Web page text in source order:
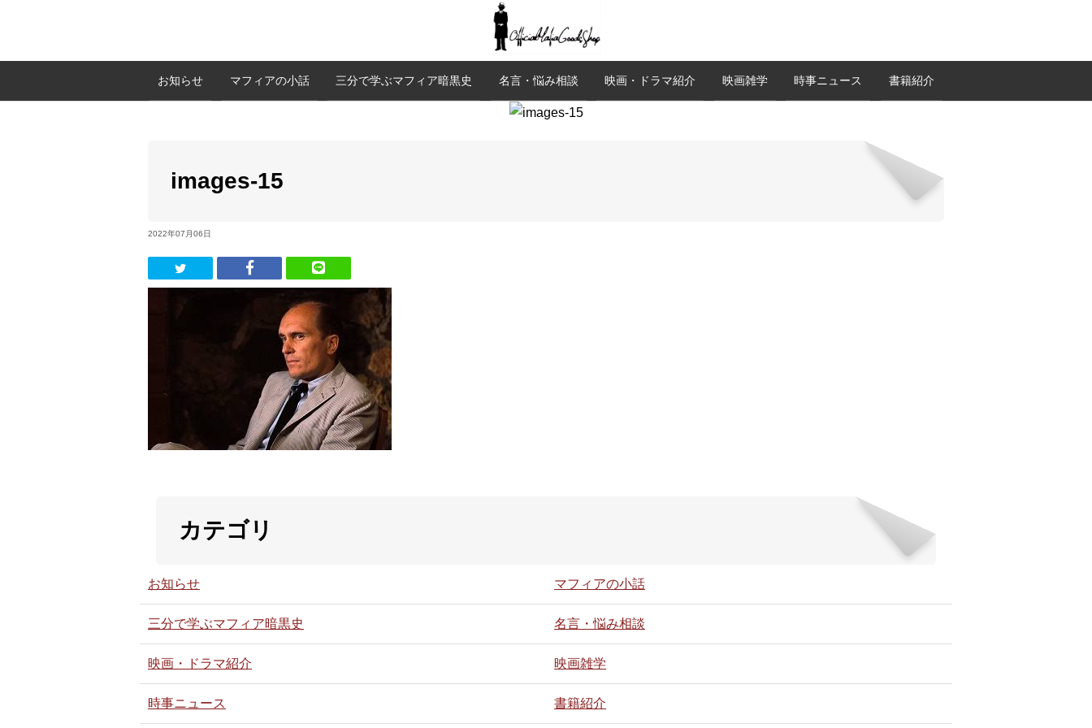
お知らせ マフィアの小話 三分で学ぶマフィア暗黒史 名言・悩み相談 映画・ドラマ紹介 映画雑学 時事ニュース 書籍紹介
images-15
2022年07月06日
カテゴリ
お知らせ マフィアの小話
三分で学ぶマフィア暗黒史 名言・悩み相談
映画・ドラマ紹介 映画雑学
時事ニュース 書籍紹介